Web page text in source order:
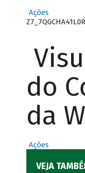
Ações
do
da
Ações
VEJA